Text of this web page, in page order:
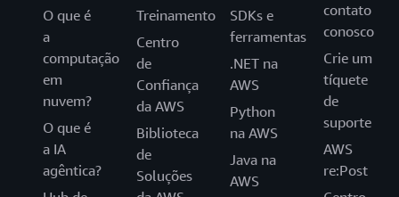
O que é
a
computação
em
nuvem?
O que é
a IA
agêntica?
Treinamento
Centro
de
Confiança
da AWS
Biblioteca
de
Soluções
SDKs e
ferramentas
.NET na
AWS
Python
na AWS
Java na
AWS
contato
conosco
Crie um
tíquete
de
suporte
AWS
re:Post